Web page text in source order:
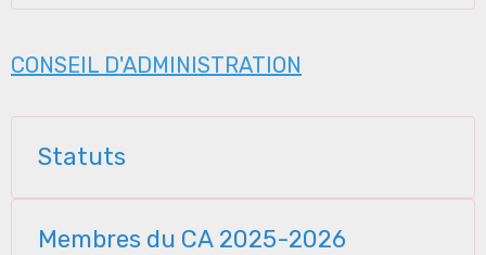
CONSEIL D'ADMINISTRATION
Statuts
Membres du CA 2025-2026